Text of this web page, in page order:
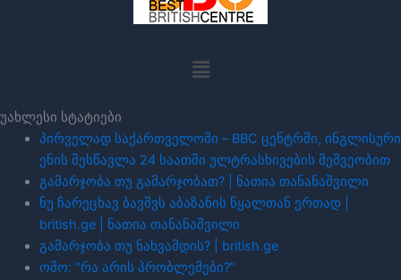
Menu
უახლესი სტატიები
პირველად საქართველოში – BBC ცენტრში, ინგლისური
ენის შესწავლა 24 საათში ულტრასხივების მეშვეობით
გამარჯობა თუ გამარჯობათ? | ნათია თანანაშვილი
ნუ ჩარეცხავ ბავშვს აბაზანის წყალთან ერთად |
british.ge | ნათია თანანაშვილი
გამარჯობა თუ ნახვამდის? | british.ge
ოშო: “რა არის პრობლემები?”